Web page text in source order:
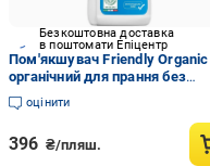
Безкоштовна доставка
в поштомати Епіцентр
Пом'якшувач Friendly Organic
органічний для прання без
запаху 750 мл
оцінити
396 ₴/пляш.